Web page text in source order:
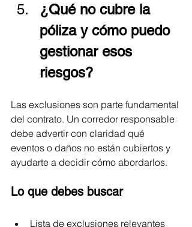
¿Qué no cubre la
póliza y cómo puedo
gestionar esos
riesgos?
Las exclusiones son parte fundamental
del contrato. Un corredor responsable
debe advertir con claridad qué
eventos o daños no están cubiertos y
ayudarte a decidir cómo abordarlos.
Lo que debes buscar
Lista de exclusiones relevantes